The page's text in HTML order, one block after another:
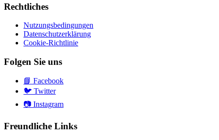
Rechtliches
Nutzungsbedingungen
Datenschutzerklärung
Cookie-Richtlinie
Folgen Sie uns
📘 Facebook
🐦 Twitter
📷 Instagram
Freundliche Links